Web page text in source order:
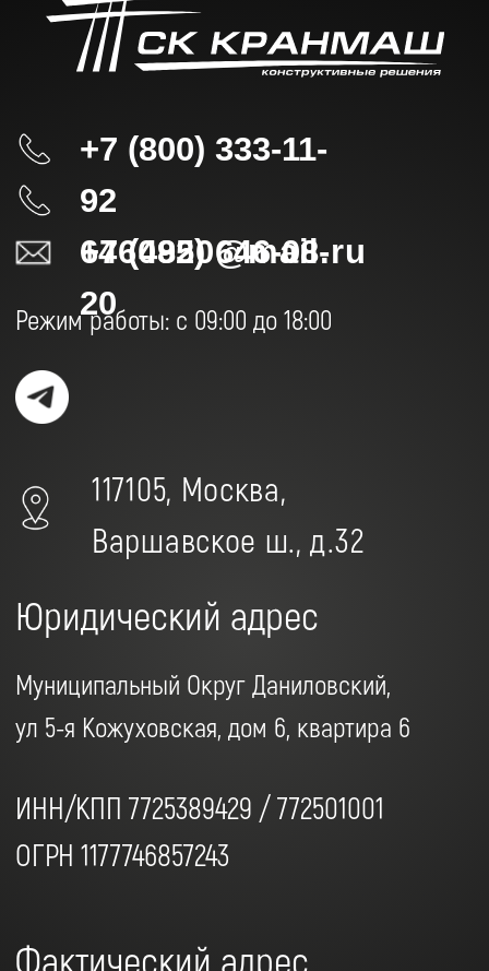
ИНН/КПП 7725389429 / 772501001
ОГРН 1177746857243
Политика конфиденциальности
117 105, г. Москва, Варшавское шоссе,
дом.32,офис 202.